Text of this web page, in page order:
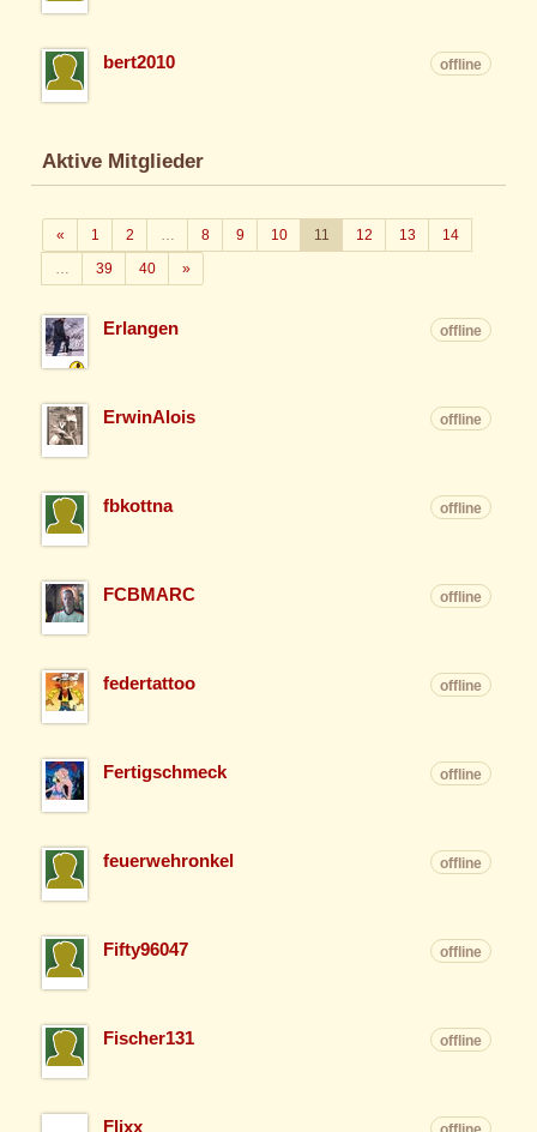
bert2010 offline
Aktive Mitglieder
«Zurück
1 2 … 8 9 10 11 12 13
14
…
39 40 »Weiter
Erlangen offline
ErwinAlois offline
fbkottna offline
FCBMARC offline
federtattoo offline
Fertigschmeck offline
feuerwehronkel offline
Fifty96047 offline
Fischer131 offline
Flixx